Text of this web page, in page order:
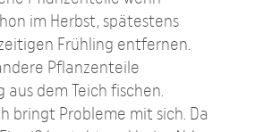
im Herbst, spätestens
Frühling entfernen.
Pflanzenteile
aus dem Teich fischen.
bringt Probleme mit sich. Da